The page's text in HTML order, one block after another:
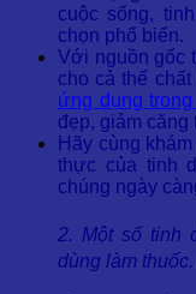
cuộc sống,
chọn phổ biến.
Với nguồn gốc
cho cả thể
ứng dụng
đẹp, giảm căng
Hãy cùng
thực của tinh
chúng ngày
2. Một số tinh
dùng làm thuốc.